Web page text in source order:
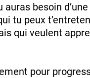
besoin
tu peux
qui veulent
pour